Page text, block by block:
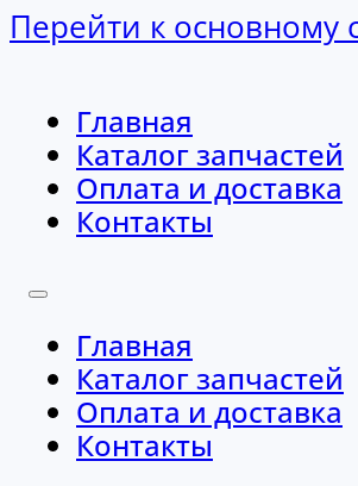
Перейти к основному
Главная
Каталог запчастей
Оплата и доставка
Контакты
Главная
Каталог запчастей
Оплата и доставка
Контакты